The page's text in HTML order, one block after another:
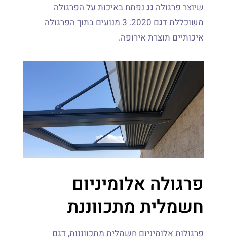
שיוצר פרגולה גג נפתח באיכות על הפרגולה
משוכללת דגם 2020. 3 מנועים בתוך הפרגולה
איכותיים תוצרת אירופה.
פרגולה אלומיניום
חשמלית מתכווננת
פרגולות אלומיניום חשמלית מתכווננות, דגם